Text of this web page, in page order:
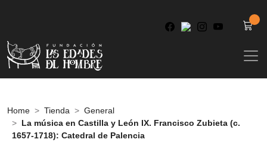
Home Tienda
General
La música en Castilla y León IX. Francisco Zubieta (c.
1657-1718): Catedral de Palencia